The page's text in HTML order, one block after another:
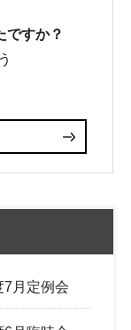
ですか？
7月定例会